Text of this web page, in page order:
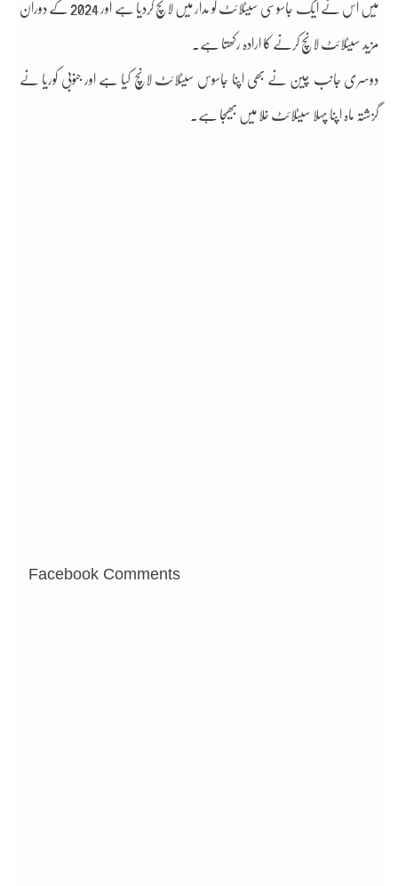
میں اس نے ایک جاسوسی سیٹلائٹ کو مدار میں لانچ کردیا ہے اور 2024 کے دوران
مزید سیٹلائٹ لانچ کرنے کا ارادہ رکھتا ہے۔
دوسری جانب چین نے بھی اپنا جاسوس سیٹلائٹ لانچ کیا ہے اور جنوبی کوریا نے
گزشتہ ماہ اپنا پہلا سیٹلائٹ خلا میں بھیجا ہے۔
Facebook Comments